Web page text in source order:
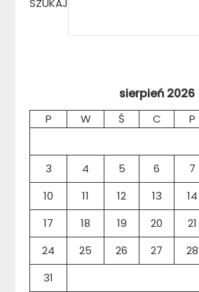
SZUKAJ
sierpień 2026
P W Ś C P
3
4 5 6 7
10
11 12 13 14
17
18 19 20 21
24
25 26 27 28
31